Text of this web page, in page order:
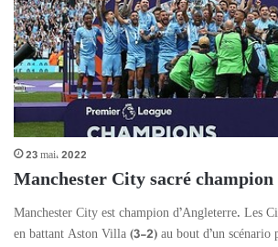
23 mai، 2022
Manchester City sacré
Manchester City est champion d’Angleterre. Les
en battant Aston Villa (3-2) au bout d’un scénario